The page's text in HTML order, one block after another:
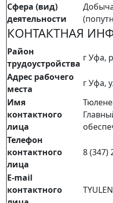
Сфера (вид)
деятельности
КОНТАКТНАЯ
Район
трудоустройства
г Уфа,
Адрес рабочего
места
г Уфа,
Имя
контактного
лица
Телефон
контактного
лица
8 (347)
E-mail
контактного